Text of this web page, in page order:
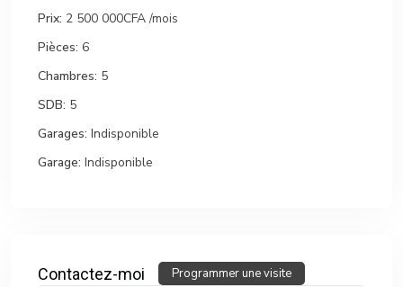
Prix: 2 500 000CFA /mois
Pièces: 6
Chambres: 5
SDB: 5
Garages: Indisponible
Garage: Indisponible
Contactez-moi Programmer une visite